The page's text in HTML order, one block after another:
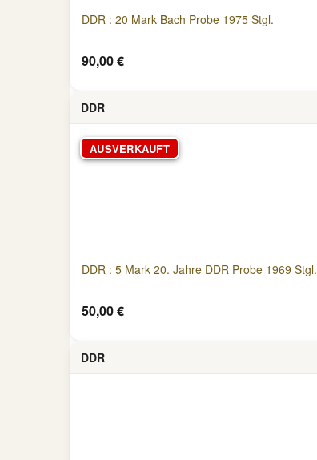
DDR : 20 Mark Bach Probe 1975 Stgl.
90,00 €
DDR
AUSVERKAUFT
DDR : 5 Mark 20. Jahre DDR Probe 1969 Stgl.
50,00 €
DDR